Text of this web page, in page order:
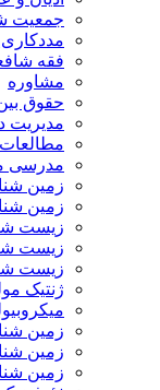
جمعیت
فقه
مشاوره
حقوق
مدیریت
مدرسی
زمین
زمین
زیست
زیست
زیست
ژنتیک
زمین
زمین
زمین